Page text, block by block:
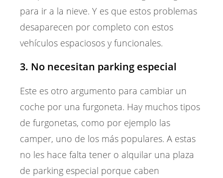
para ir a la nieve. Y es que estos problemas
desaparecen por completo con estos
vehículos espaciosos y funcionales.
3. No necesitan parking especial
Este es otro argumento para cambiar un
coche por una furgoneta. Hay muchos tipos
de furgonetas, como por ejemplo las
camper, uno de los más populares. A estas
no les hace falta tener o alquilar una plaza
de parking especial porque caben